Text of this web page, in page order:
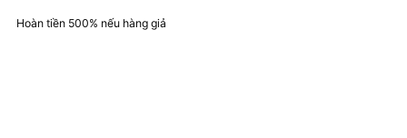
Hoàn tiền 500% nếu hàng giả